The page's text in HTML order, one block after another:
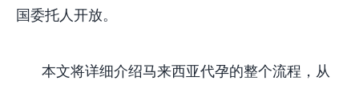
国委托人开放。
本文将详细介绍马来西亚代孕的整个流程，从